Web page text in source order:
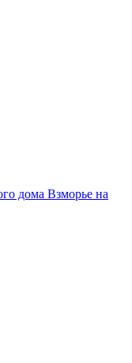
дома Взморье на